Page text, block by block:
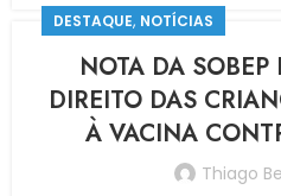
DESTAQUE, NOTÍCIAS
NOTA DA SOBEP
DIREITO DAS
À VACINA
Thiago